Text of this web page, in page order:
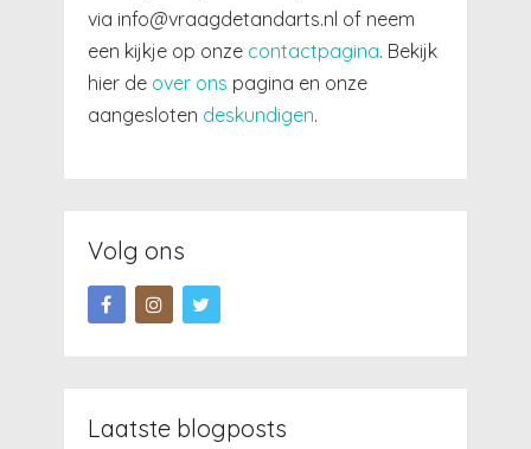
via info@vraagdetandarts.nl of neem
een kijkje op onze contactpagina. Bekijk
hier de over ons pagina en onze
aangesloten deskundigen.
Volg ons
Laatste blogposts